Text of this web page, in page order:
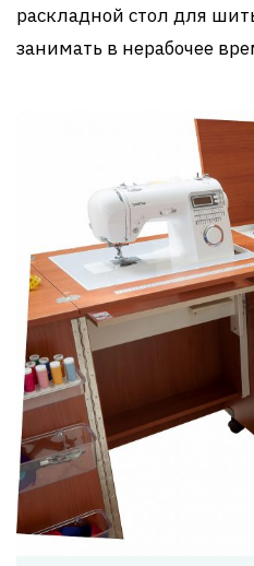
раскладной стол для
занимать в нерабочее